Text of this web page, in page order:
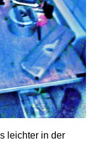
leichter in der